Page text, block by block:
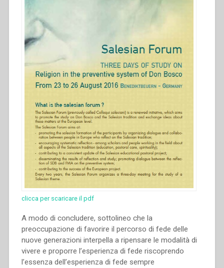
clicca per scaricare il pdf
A modo di concludere, sottolineo che la
preoccupazione di favorire il percorso di fede delle
nuove generazioni interpella a ripensare le modalità di
vivere e proporre l’esperienza di fede riscoprendo
l’essenza dell’esperienza di fede sempre